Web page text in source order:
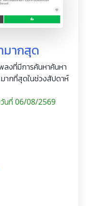
มากสุด
ลงที่มีการค้นหาค้นหา
ากที่สุดในช่วงสัปดาห์
นที่ 06/08/2569